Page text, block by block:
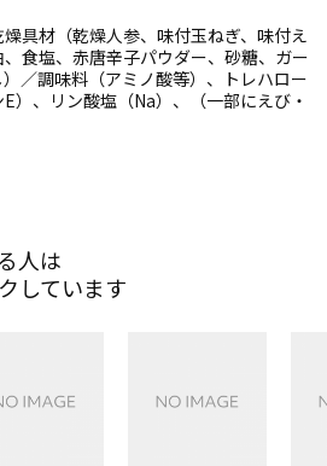
具材（乾燥人参、味付玉ねぎ、味付え
食塩、赤唐辛子パウダー、砂糖、ガー
／調味料（アミノ酸等）、トレハロー
）、リン酸塩（Na）、（一部にえび・
人は
しています